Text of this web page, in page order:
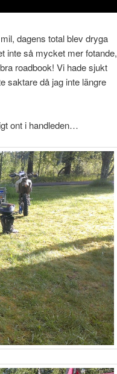
dagens total blev dryga
inte så mycket mer fotande,
roadbook! Vi hade sjukt
saktare då jag inte längre
ont i handleden…